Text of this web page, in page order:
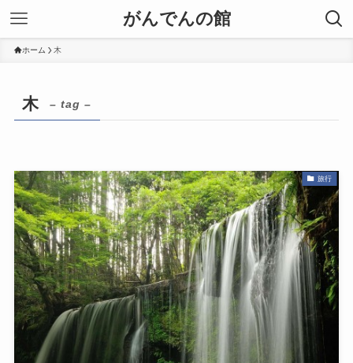
がんでんの館
ホーム 木
木 – tag –
旅行